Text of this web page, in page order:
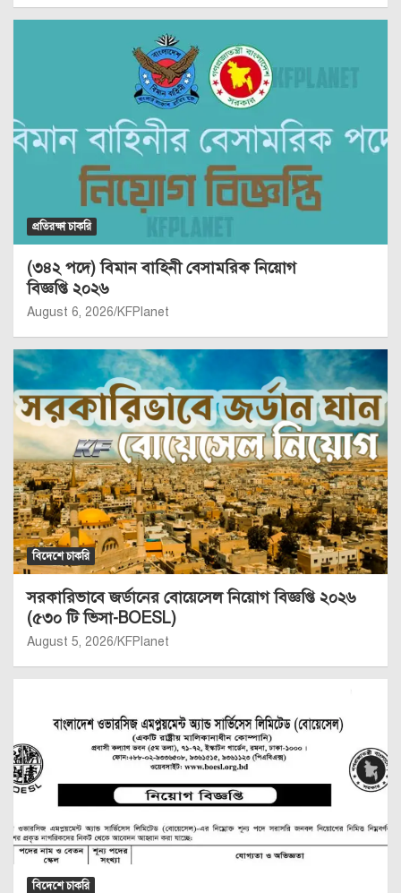
প্রতিরক্ষা চাকরি
(৩৪২ পদে) বিমান বাহিনী বেসামরিক নিয়োগ
বিজ্ঞপ্তি ২০২৬
August 6, 2026 KFPlanet
বিদেশে চাকরি
সরকারিভাবে জর্ডানের বোয়েসেল নিয়োগ বিজ্ঞপ্তি ২০২৬
(৫৩০ টি ভিসা-BOESL)
August 5, 2026 KFPlanet
বিদেশে চাকরি